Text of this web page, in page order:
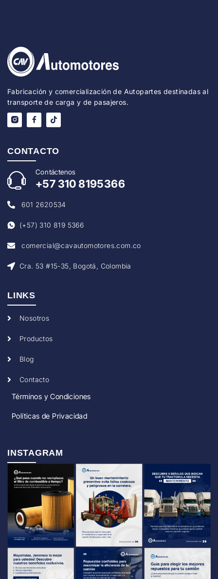
Fabricación y comercialización de Autopartes destinadas al
transporte de carga y de pasajeros.
CONTACTO
Contáctenos
+57 310 8195366
601 2620534
(+57) 310 819 5366
comercial@cavautomotores.com.co
Cra. 53 #15-35, Bogotá, Colombia
LINKS
Nosotros
Productos
Blog
Contacto
Términos y Condiciones
Políticas de Privacidad
INSTAGRAM